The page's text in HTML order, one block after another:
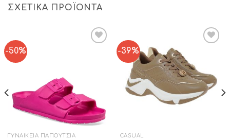
ΣΧΕΤΙΚΆ ΠΡΟΪΌΝΤΑ
-50%
ΓΥΝΑΙΚΕΊΑ ΠΑΠΟΎΤΣΙΑ
-39%
CASUAL